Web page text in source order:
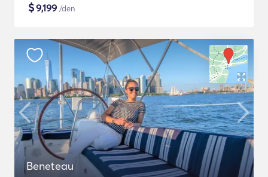
$9,199 /den
Beneteau